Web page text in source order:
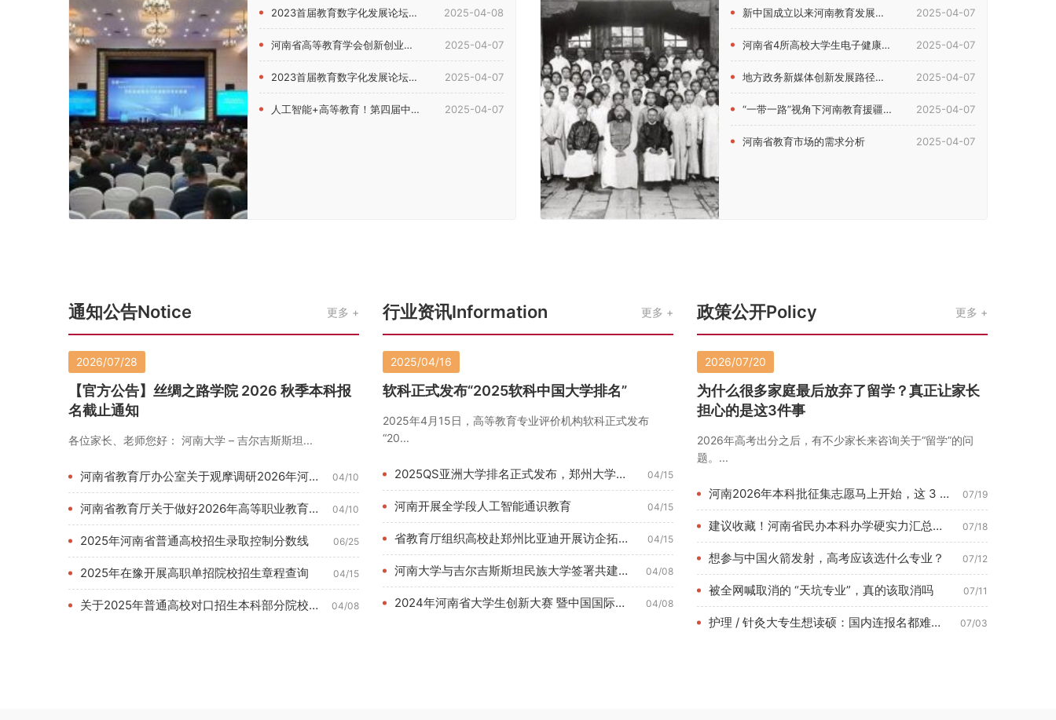
2023首届教育数字化发展论坛在郑州举行 2025-04-08
河南省高等教育学会创新创业教育分会2024年理事会暨学术年会... 2025-04-07
2023首届教育数字化发展论坛在河南郑州举行 2025-04-07
人工智能+高等教育！第四届中原高等教育（国际）论坛在郑召开 2025-04-07
新中国成立以来河南教育发展的历史脉络考察 2025-04-07
河南省4所高校大学生电子健康素养现状及影响因素研究 2025-04-07
地方政务新媒体创新发展路径研究——以河南省教育厅新媒体为例 2025-04-07
“一带一路”视角下河南教育援疆问题研究 2025-04-07
河南省教育市场的需求分析 2025-04-07
通知公告Notice 更多
2026/07/28
【官方公告】丝绸之路学院 2026 秋季本科报
名截止通知
各位家长、老师您好： 河南大学 – 吉尔吉斯斯坦...
河南省教育厅办公室关于观摩调研2026年河南教育博览会的通知... 04/10
河南省教育厅关于做好2026年高等职业教育单独考试招生和技能... 04/10
2025年河南省普通高校招生录取控制分数线 06/25
2025年在豫开展高职单招院校招生章程查询 04/15
关于2025年普通高校对口招生本科部分院校征集志愿的通知 04/08
行业资讯Information 更多
2025/04/16
软科正式发布“2025软科中国大学排名”
2025年4月15日，高等教育专业评价机构软科正式发布
“20...
2025QS亚洲大学排名正式发布，郑州大学位列180名 04/15
河南开展全学段人工智能通识教育 04/15
省教育厅组织高校赴郑州比亚迪开展访企拓岗调研活动 04/15
河南大学与吉尔吉斯斯坦民族大学签署共建丝路学院合作协议 04/08
2024年河南省大学生创新大赛 暨中国国际大学生创新大赛河南... 04/08
政策公开Policy 更多
2026/07/20
为什么很多家庭最后放弃了留学？真正让家长
担心的是这3件事
2026年高考出分之后，有不少家长来咨询关于“留学”的问
题。...
河南2026年本科批征集志愿马上开始，这 3 种考生最容易捡... 07/19
建议收藏！河南省民办本科办学硬实力汇总（2026年7月最新数... 07/18
想参与中国火箭发射，高考应该选什么专业？ 07/12
被全网喊取消的 “天坑专业”，真的该取消吗 07/11
护理 / 针灸大专生想读硕：国内连报名都难？这条路 1 年即... 07/03